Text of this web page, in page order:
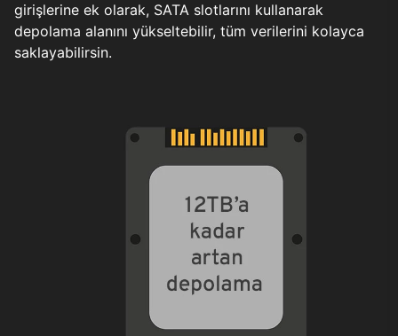
girişlerine ek olarak, SATA slotlarını kullanarak
depolama alanını yükseltebilir, tüm verilerini kolayca
saklayabilirsin.